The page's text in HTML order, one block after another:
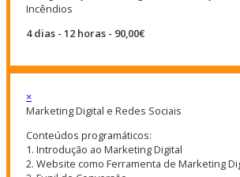
Incêndios
4 dias - 12 horas - 90,00€
×
Marketing Digital e Redes Sociais
Conteúdos programáticos:
1. Introdução ao Marketing Digital
2. Website como Ferramenta de Marketing